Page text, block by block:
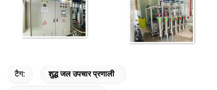
टैग: शुद्ध जल उपचार प्रणाली